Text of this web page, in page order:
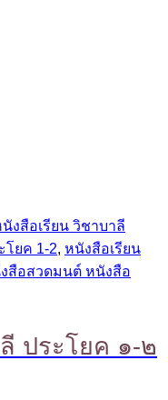
งสือเรียน วิชาบาลี
โยค 1-2, หนังสือเรียน
สือสวดมนต์ หนังสือ
ประโยค ๑-๒